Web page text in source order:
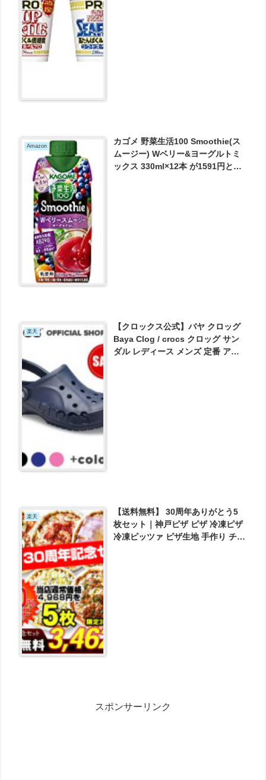
Amazon
カゴメ 野菜生活100 Smoothie(ス
ムージー) Wベリー&ヨーグルトミ
ックス 330ml×12本 が1591円とお
楽天
【クロックス公式】バヤ クロッグ
Baya Clog / crocs クロッグ サン
ダル レディース メンズ 定番 アウ
楽天
【送料無料】 30周年ありがとう5
枚セット｜神戸ピザ ピザ 冷凍ピザ
冷凍ピッツァ ピザ生地 手作り チー
スポンサーリンク